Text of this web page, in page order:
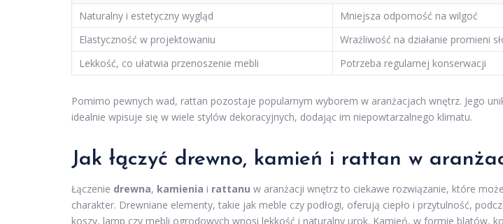
Naturalny i estetyczny wygląd
Mniejsza odporność na wilgoć
Elastyczność w projektowaniu
Wrażliwość na działanie promieni
Lekkość, co ułatwia przenoszenie mebli
Potrzeba regularnej konserwacji
Pomimo pewnych wad, rattan pozostaje popularnym wyborem w aranżacjach wnętrz. Jego
idealnie wpisuje się w wiele stylów dekoracyjnych, dodając im niepowtarzalnego klimatu.
Jak łączyć drewno, kamień i rattan w
Łączenie drewna, kamienia i rattanu w aranżacji wnętrz to ciekawe rozwiązanie, które
charakter. Drewniane elementy, takie jak meble czy podłogi, oferują ciepło i przytulność,
koszy, lamp czy mebli ogrodowych wnosi lekkość i naturalny urok. Kamień, w formie blatów,